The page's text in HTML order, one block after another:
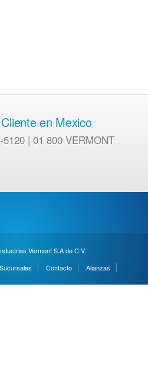
en Mexico
| 01 800 VERMONT
Vermont S.A de C.V.
Sucursales Contacto Alianzas